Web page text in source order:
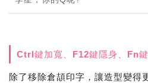
Ctrl鍵加寬、F12鍵隱身、Fn
除了移除倉頡印字，讓造型變得